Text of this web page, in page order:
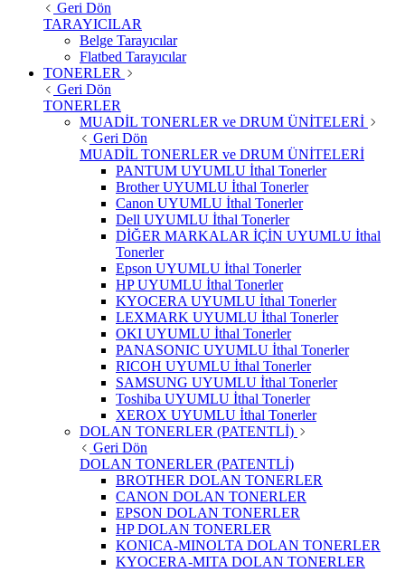
Geri Dön
TARAYICILAR
Belge Tarayıcılar
Flatbed Tarayıcılar
TONERLER
Geri Dön
TONERLER
MUADİL TONERLER ve DRUM ÜNİTELERİ
Geri Dön
MUADİL TONERLER ve DRUM ÜNİTELERİ
PANTUM UYUMLU İthal Tonerler
Brother UYUMLU İthal Tonerler
Canon UYUMLU İthal Tonerler
Dell UYUMLU İthal Tonerler
DİĞER MARKALAR İÇİN UYUMLU İthal
Tonerler
Epson UYUMLU İthal Tonerler
HP UYUMLU İthal Tonerler
KYOCERA UYUMLU İthal Tonerler
LEXMARK UYUMLU İthal Tonerler
OKI UYUMLU İthal Tonerler
PANASONIC UYUMLU İthal Tonerler
RICOH UYUMLU İthal Tonerler
SAMSUNG UYUMLU İthal Tonerler
Toshiba UYUMLU İthal Tonerler
XEROX UYUMLU İthal Tonerler
DOLAN TONERLER (PATENTLİ)
Geri Dön
DOLAN TONERLER (PATENTLİ)
BROTHER DOLAN TONERLER
CANON DOLAN TONERLER
EPSON DOLAN TONERLER
HP DOLAN TONERLER
KONICA-MINOLTA DOLAN TONERLER
KYOCERA-MITA DOLAN TONERLER